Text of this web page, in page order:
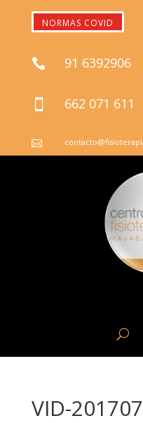
NORMAS COVID
 91 6392906
 662 071 611

VID-